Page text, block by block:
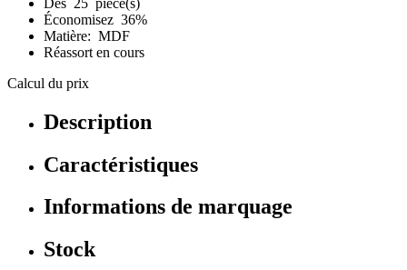
Économisez 36%
Matière: MDF
Réassort en cours
Calcul du prix
Description
Caractéristiques
Informations de marquage
Stock